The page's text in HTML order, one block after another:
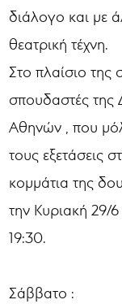
διάλογο και με
θεατρική τέχνη.
Στο πλαίσιο της
σπουδαστές της
Αθηνών , που
τους εξετάσεις
κομμάτια της
την Κυριακή 29/
19:30.
Σάββατο :